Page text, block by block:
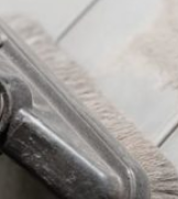
långsiktiga relationer
som mål. När företag ...